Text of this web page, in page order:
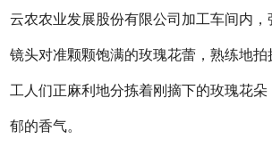
云农农业发展股份有限公司加工车间内，
镜头对准颗颗饱满的玫瑰花蕾，熟练地拍
工人们正麻利地分拣着刚摘下的玫瑰花
郁的香气。